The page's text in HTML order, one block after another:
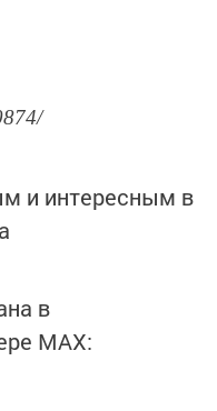
и интересным в
в
MАХ: